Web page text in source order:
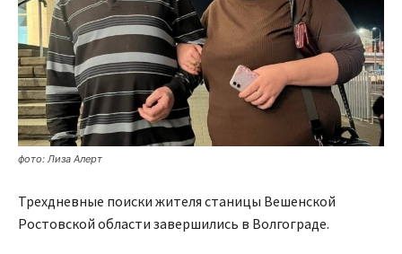
фото: Лиза Алерт
Трехдневные поиски жителя станицы Вешенской
Ростовской области завершились в Волгограде.